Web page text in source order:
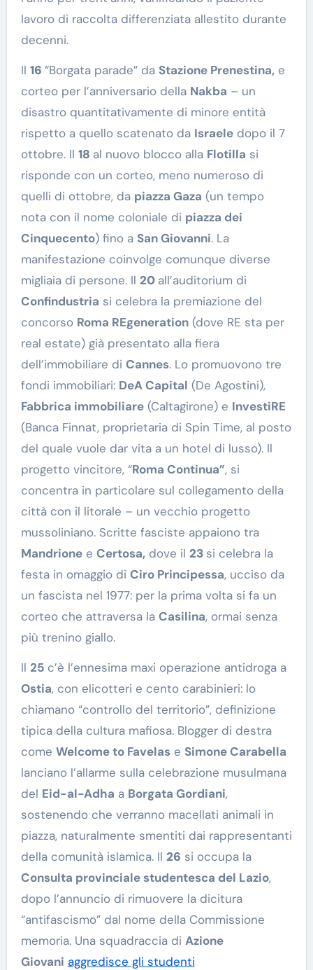
lavoro di raccolta differenziata allestito durante
decenni.
Il 16 “Borgata parade” da Stazione Prenestina,e
corteo per l’anniversario della Nakba – un
disastro quantitativamente di minore entità
rispetto a quello scatenato da Israeledopo il 7
ottobre. Il 18 al nuovo blocco alla Flotilla si
risponde con un corteo, meno numeroso di
quelli di ottobre, da piazza Gaza (un tempo
nota con il nome coloniale di piazza dei
Cinquecento) fino a San Giovanni. La
manifestazione coinvolge comunque diverse
migliaia di persone. Il 20 all’auditorium di
Confindustria si celebra la premiazione del
concorso Roma REgeneration(dove RE sta per
real estate) già presentato alla fiera
dell’immobiliare di Cannes. Lo promuovono tre
fondi immobiliari: DeA Capital (De Agostini),
Fabbrica immobiliare(Caltagirone) e InvestiRE
(Banca Finnat, proprietaria di Spin Time, al posto
del quale vuole dar vita a un hotel di lusso). Il
progetto vincitore, “Roma Continua”, si
concentra in particolare sul collegamento della
città con il litorale – un vecchio progetto
mussoliniano. Scritte fasciste appaiono tra
Mandrionee Certosa,dove il 23 si celebra la
festa in omaggio di Ciro Principessa, ucciso da
un fascista nel 1977: per la prima volta si fa un
corteo che attraversa la Casilina, ormai senza
più trenino giallo.
Il 25 c’è l’ennesima maxi operazione antidroga a
Ostia, con elicotteri e cento carabinieri: lo
chiamano “controllo del territorio”, definizione
tipica della cultura mafiosa. Blogger di destra
come Welcome to Favelase Simone Carabella
lanciano l’allarme sulla celebrazione musulmana
del Eid-al-Adha a Borgata Gordiani,
sostenendo che verranno macellati animali in
piazza, naturalmente smentiti dai rappresentanti
della comunità islamica. Il 26 si occupa la
Consulta provinciale studentesca del Lazio,
dopo l’annuncio di rimuovere la dicitura
“antifascismo” dal nome della Commissione
memoria. Una squadraccia di Azione
Giovani aggredisce gli studenti